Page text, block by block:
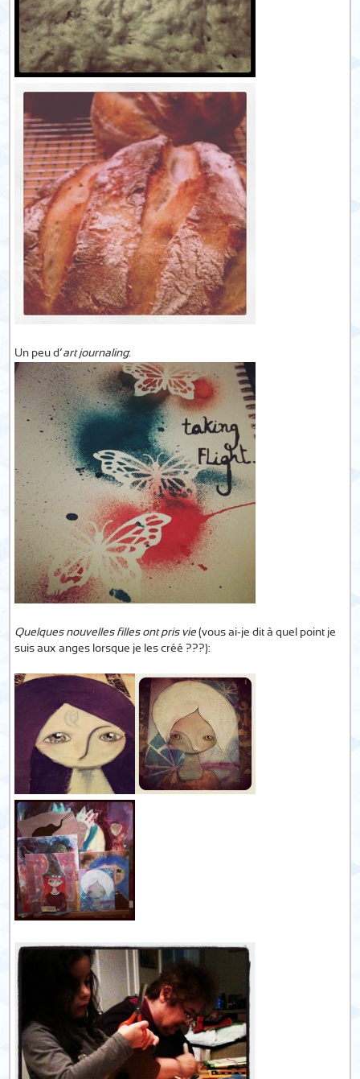
Un peu d’art journaling:
Quelques nouvelles filles ont pris vie (vous ai-je dit à quel point je
suis aux anges lorsque je les créé ???):